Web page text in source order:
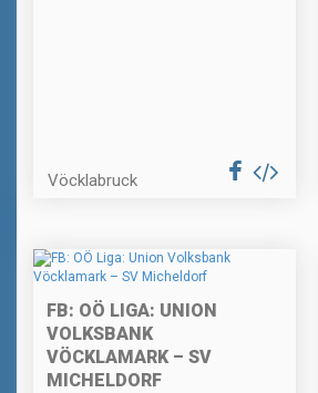
Vöcklabruck
FB: OÖ LIGA: UNION
VOLKSBANK
VÖCKLAMARK – SV
MICHELDORF